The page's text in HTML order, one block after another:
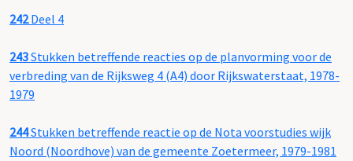
242Deel 4
243Stukken betreffende reacties op de planvorming voor de
verbreding van de Rijksweg 4 (A4) door Rijkswaterstaat, 1978-
1979
244Stukken betreffende reactie op de Nota voorstudies wijk
Noord (Noordhove) van de gemeente Zoetermeer, 1979-1981